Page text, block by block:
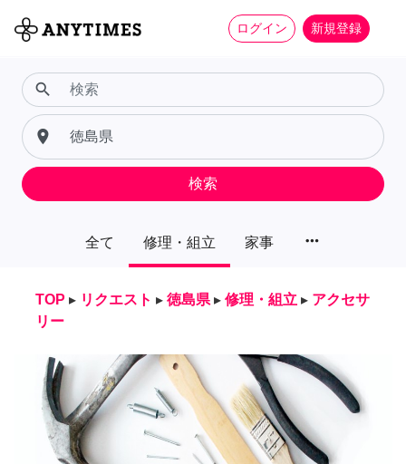
ログイン 新規登録
全て 修理・組立 家事 more_horiz
search
place
検索
TOP ▸ リクエスト ▸ 徳島県 ▸ 修理・組立 ▸ アクセサ
リー